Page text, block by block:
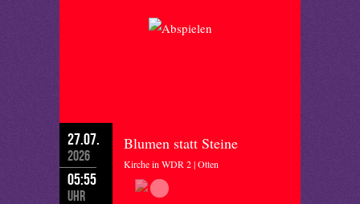
27.07.
2026
05:55
Uhr
Blumen statt Steine
Kirche in WDR 2 | Otten